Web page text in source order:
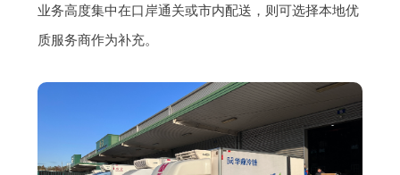
业务高度集中在口岸通关或市内配送，则可选择本地优
质服务商作为补充。